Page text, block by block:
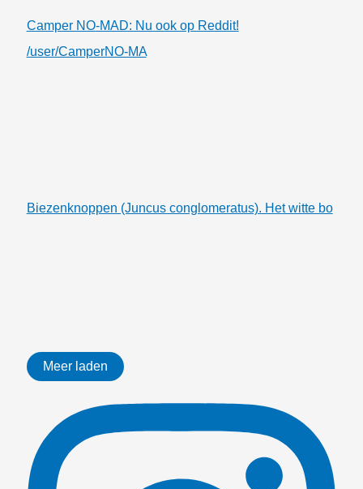
Camper NO-MAD: Nu ook op Reddit!
/user/CamperNO-MA
Biezenknoppen (Juncus conglomeratus). Het witte bo
Meer laden